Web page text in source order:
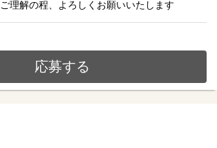
ご理解の程、よろしくお願いいたします
応募する